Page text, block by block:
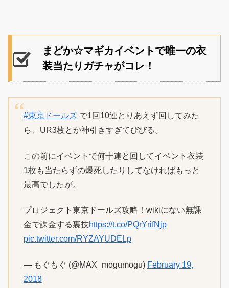
まどか☆マギカイベントで唯一の衣
装当たりガチャがコレ！
#東京ドールズで1回10連とりあえず回してみた
ら、UR3枚とか神引きすぎてびびる。
この前にイベントで何十連と回してイベント衣装
1枚も当たらずの爆死したりしてなければもっと
最高でしたが。
プロジェクト東京ドールズ攻略！wikiにない無課
金で課金する裏技https://t.co/PQrYrifNjp
pic.twitter.com/RYZAYUDELp
— もぐもぐ (@MAX_mogumogu) February 19,
2018